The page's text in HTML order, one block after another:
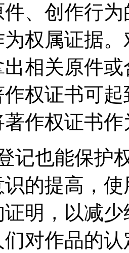
、创作行
权属证据
相关原件
权证书可
著作权证书
记也能保护
的提高，
明，以减
对作品的